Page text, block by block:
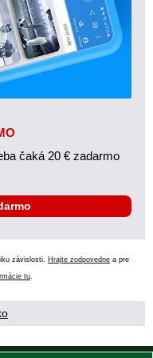
čaká 20 € zadarmo
závislosti. Hrajte zodpovedne a pre
tu